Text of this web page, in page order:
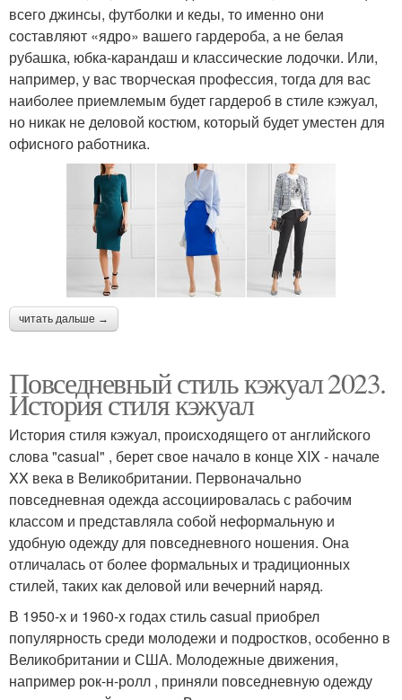
всего джинсы, футболки и кеды, то именно они
составляют «ядро» вашего гардероба, а не белая
рубашка, юбка-карандаш и классические лодочки. Или,
например, у вас творческая профессия, тогда для вас
наиболее приемлемым будет гардероб в стиле кэжуал,
но никак не деловой костюм, который будет уместен для
офисного работника.
читать дальше →
Повседневный стиль кэжуал 2023.
История стиля кэжуал
История стиля кэжуал, происходящего от английского
слова "casual" , берет свое начало в конце XIX - начале
XX века в Великобритании. Первоначально
повседневная одежда ассоциировалась с рабочим
классом и представляла собой неформальную и
удобную одежду для повседневного ношения. Она
отличалась от более формальных и традиционных
стилей, таких как деловой или вечерний наряд.
В 1950-х и 1960-х годах стиль casual приобрел
популярность среди молодежи и подростков, особенно в
Великобритании и США. Молодежные движения,
например рок-н-ролл , приняли повседневную одежду